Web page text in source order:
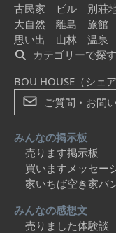
古民家
ビル 別荘
大自然
離島 旅館
思い出
山林 温泉
カテゴリーで探す
BOU HOUSE（シェア
ご質問・お問
みんなの掲示板
売ります掲示板
買いますメッセー
家いちば空き家バ
みんなの感想文
売りました体験談